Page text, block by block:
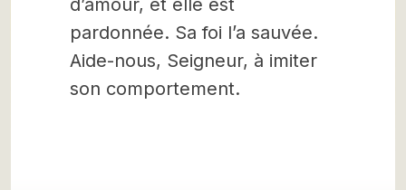
d’amour, et elle est
pardonnée. Sa foi l’a sauvée.
Aide-nous, Seigneur, à imiter
son comportement.